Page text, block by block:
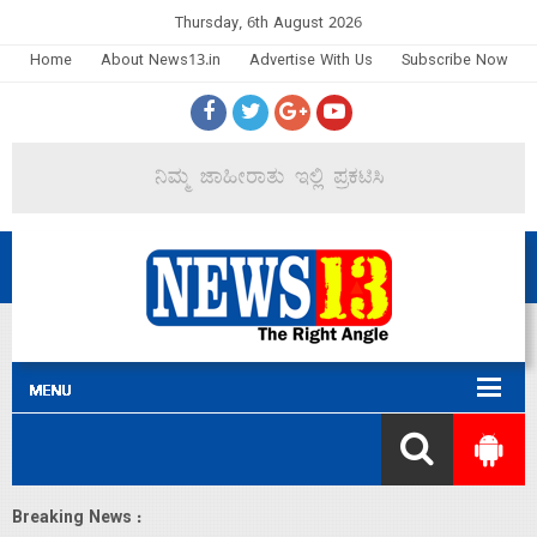
Thursday, 6th August 2026
Home
About News13.in Advertise With Us Subscribe Now
Breaking News :